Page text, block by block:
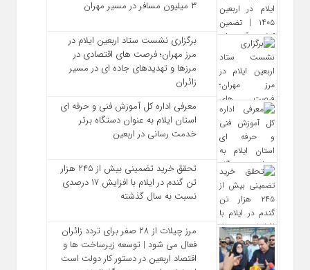
۳ میلیون مسافر در مسیر مهران
برگزاری نشست ستاد اربعین ایلام در
مرز مهران؛ فرصت‌ های اقتصادی در
مرزها و تهدیدهای جاده‌ ای در مسیر
زائران
معرفی اداره کل آموزش فنی و حرفه‌ ای
استان ایلام به‌ عنوان دستگاه برتر
خدمت‌ رسانی در اربعین
تحقق خرید تضمینی بیش از ۲۴۵ هزار
تن گندم در ایلام با افزایش ۱۷ درصدی
نسبت به سال گذشته
مرز چیلات از ۲۸ صفر برای تردد زائران
فعال می‌ شود | توسعه زیرساخت‌ ها و
اقتصاد اربعین در دستور کار دولت است